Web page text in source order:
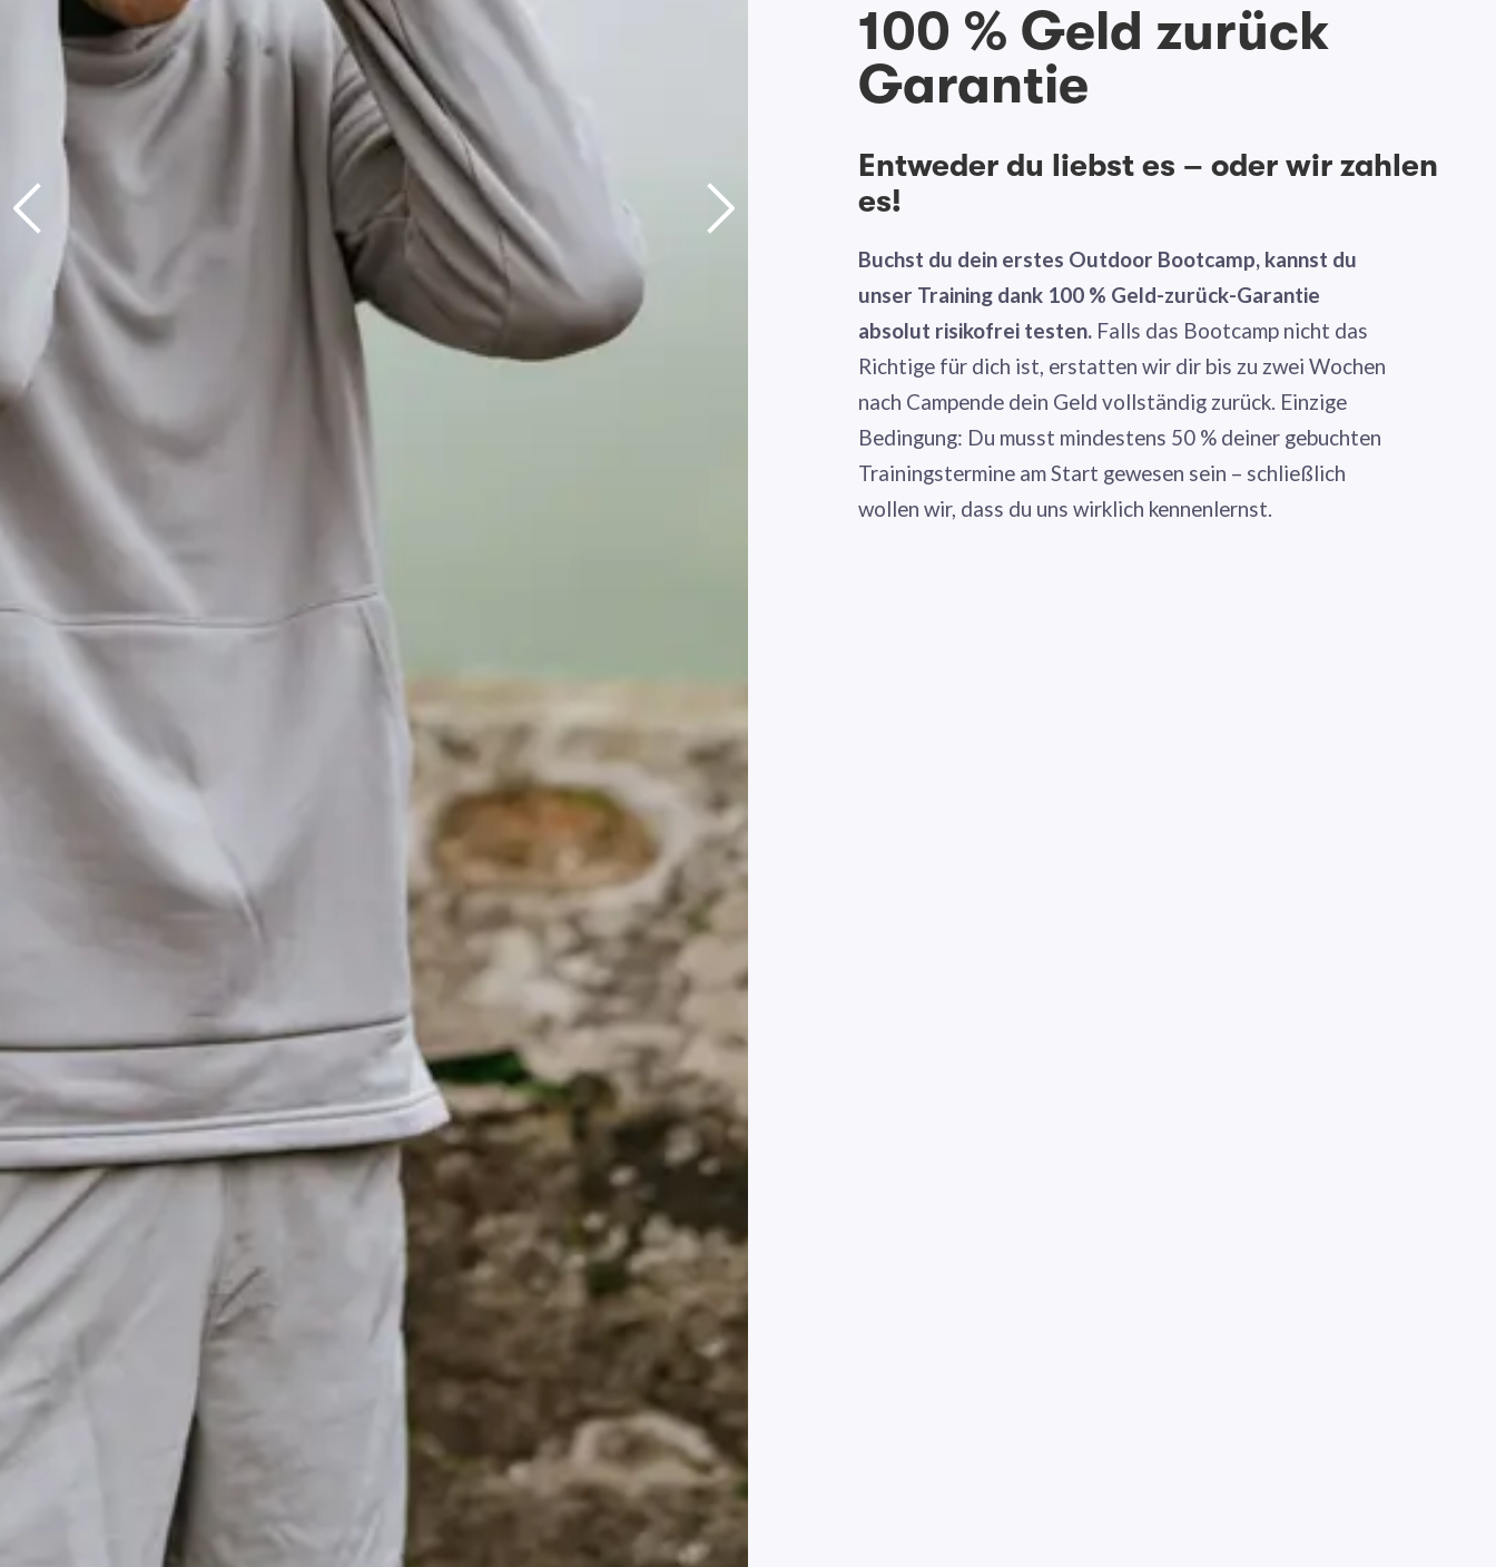
100 % Geld zurück
Garantie
Entweder du liebst es – oder wir zahlen
es!
Buchst du dein erstes Outdoor Bootcamp, kannst du
unser Training dank 100 % Geld-zurück-Garantie
absolut risikofrei testen. Falls das Bootcamp nicht das
Richtige für dich ist, erstatten wir dir bis zu zwei Wochen
nach Campende dein Geld vollständig zurück. Einzige
Bedingung: Du musst mindestens 50 % deiner gebuchten
Trainingstermine am Start gewesen sein – schließlich
wollen wir, dass du uns wirklich kennenlernst.